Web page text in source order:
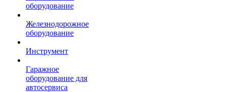
оборудование
Железнодорожное
оборудование
Инструмент
Гаражное
оборудование для
автосервиса